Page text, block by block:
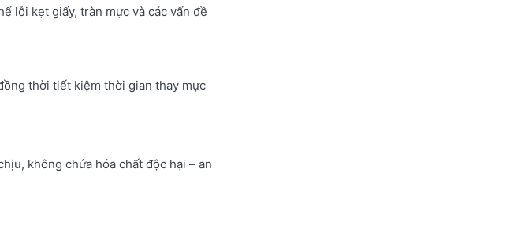
lỗi kẹt giấy, tràn mực và các vấn đề
thời tiết kiệm thời gian thay mực
không chứa hóa chất độc hại – an